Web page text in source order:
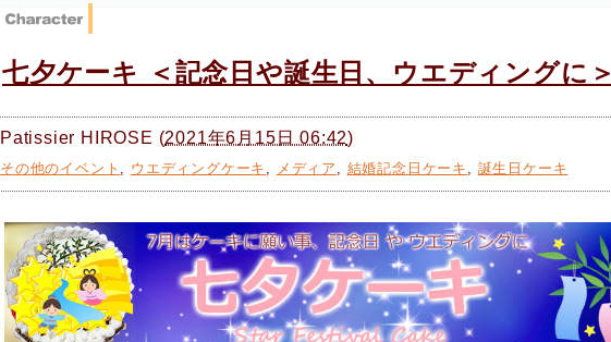
七夕ケーキ ＜記念日や誕生日、ウエディングに＞
Patissier HIROSE (2021年6月15日 06:42)
その他のイベント , ウエディングケーキ , メディア , 結婚記念日ケーキ , 誕生日ケーキ